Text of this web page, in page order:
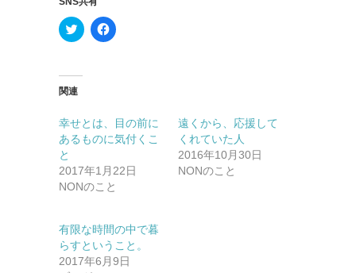
ク
リ
て
t
t
e
共
有
(新
ウ
ィ
ン
ド
ウ
F
a
共
有
す
は
ク
リ
し
て
く
だ
さ
関連
幸せとは、目の前に
あるものに気付くこ
と
2017年1月22日
NONのこと
遠くから、応援して
くれていた人
2016年10月30日
NONのこと
有限な時間の中で暮
らすということ。
2017年6月9日